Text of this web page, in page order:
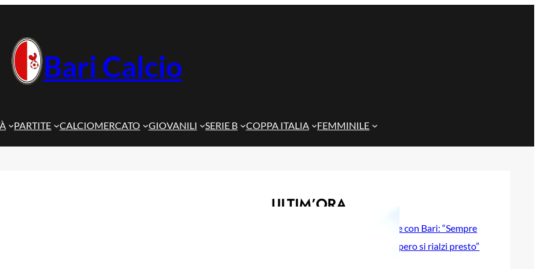
Bari Calcio
PARTITE CALCIOMERCATO GIOVANILI SERIE B COPPA ITALIA FEMMINILE
ULTIM’ORA
Gazzi e il legame con Bari: “Sempre
nel mio cuore, spero si rialzi presto”